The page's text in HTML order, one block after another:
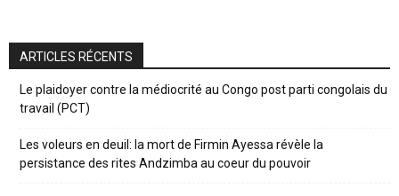
ARTICLES RÉCENTS
Le plaidoyer contre la médiocrité au Congo post parti congolais du
travail (PCT)
Les voleurs en deuil: la mort de Firmin Ayessa révèle la
persistance des rites Andzimba au coeur du pouvoir